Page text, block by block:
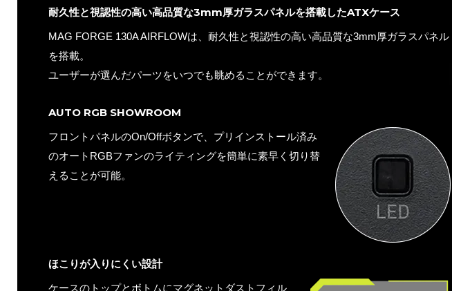
耐久性と視認性の高い高品質な3mm厚ガラスパネルを搭載したATXケース
MAG FORGE 130A AIRFLOWは、耐久性と視認性の高い高品質な3mm厚ガラスパネル
を搭載。
ユーザーが選んだパーツをいつでも眺めることができます。
AUTO RGB SHOWROOM
フロントパネルのOn/Offボタンで、プリインストール済み
のオートRGBファンのライティングを簡単に素早く切り替
えることが可能。
ほこりが入りにくい設計
ケースのトップとボトムにマグネットダストフィル